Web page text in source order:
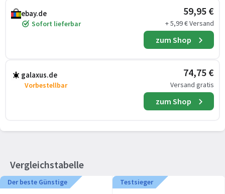
ebay.de
Sofort lieferbar
59,95 €
+ 5,99 € Versand
zum Shop
galaxus.de
Vorbestellbar
74,75 €
Versand gratis
zum Shop
Vergleichstabelle
Der beste Günstige Testsieger